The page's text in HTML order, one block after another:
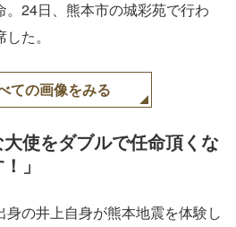
。24日、熊本市の城彩苑で行わ
た。
ての画像をみる
使をダブルで任命頂くな
」
の井上自身が熊本地震を体験し